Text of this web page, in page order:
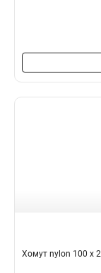
Хомут nylon 100 х